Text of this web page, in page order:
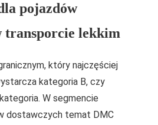
pojazdów
transporcie lekkim
który najczęściej
kategoria B, czy
W segmencie
dostawczych temat DMC